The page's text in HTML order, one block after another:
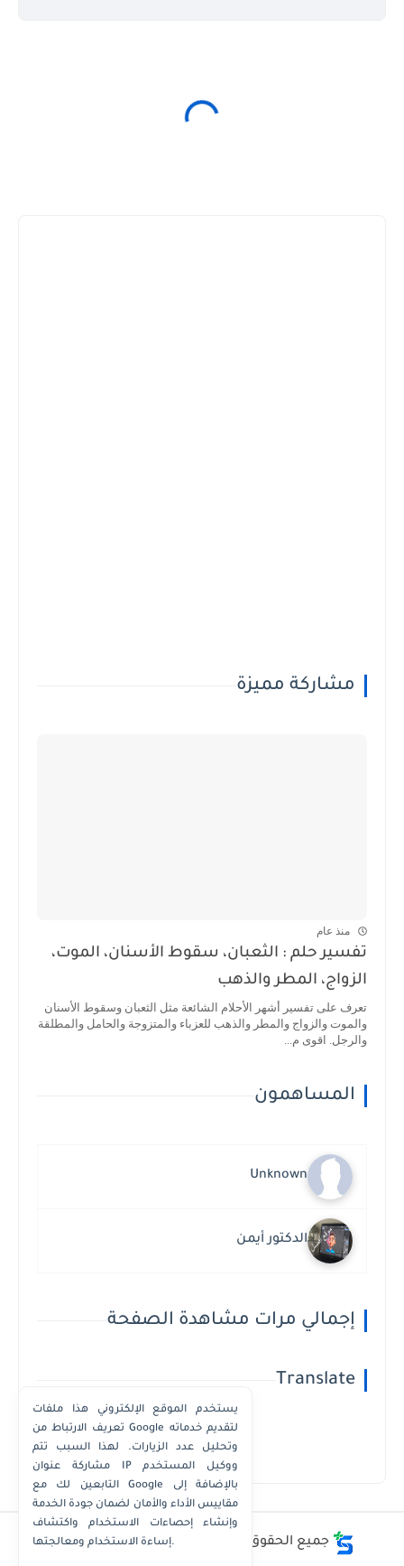
مشاركة مميزة
منذ عام
تفسير حلم : الثعبان، سقوط الأسنان، الموت،
الزواج، المطر والذهب
تعرف على تفسير أشهر الأحلام الشائعة مثل الثعبان وسقوط الأسنان
والموت والزواج والمطر والذهب للعزباء والمتزوجة والحامل والمطلقة
والرجل. اقوى م...
المساهمون
Unknown
الدكتور أيمن
إجمالي مرات مشاهدة الصفحة
Translate
Powered by Translate
جميع الحقوق محفوظة © أفضل - أسعار - أرقام
يستخدم الموقع الإلكتروني هذا ملفات
تعريف الارتباط من Google لتقديم خدماته
وتحليل عدد الزيارات. لهذا السبب تتم
مشاركة عنوان IP ووكيل المستخدم
التابعين لك مع Google بالإضافة إلى
مقاييس الأداء والأمان لضمان جودة الخدمة
وإنشاء إحصاءات الاستخدام واكتشاف
إساءة الاستخدام ومعالجتها.